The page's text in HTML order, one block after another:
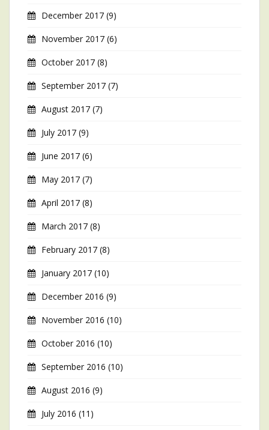
December 2017 (9)
November 2017 (6)
October 2017 (8)
September 2017 (7)
August 2017 (7)
July 2017 (9)
June 2017 (6)
May 2017 (7)
April 2017 (8)
March 2017 (8)
February 2017 (8)
January 2017 (10)
December 2016 (9)
November 2016 (10)
October 2016 (10)
September 2016 (10)
August 2016 (9)
July 2016 (11)